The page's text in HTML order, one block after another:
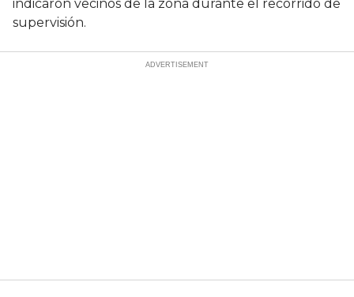
indicaron vecinos de la zona durante el recorrido de
supervisión.